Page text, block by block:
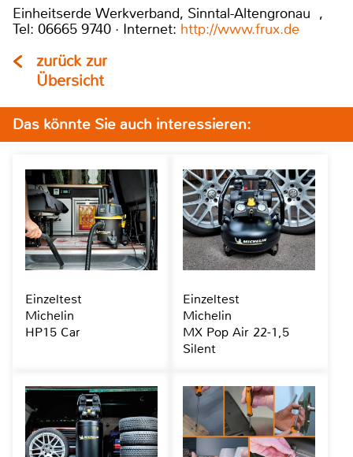
Einheitserde Werkverband, Sinntal-Altengronau ,
Tel: 06665 9740 · Internet: http://www.frux.de
zurück zur
Übersicht
Das könnte Sie auch interessieren:
Einzeltest
Michelin
HP15 Car
Einzeltest
Michelin
MX Pop Air 22-1,5
Silent